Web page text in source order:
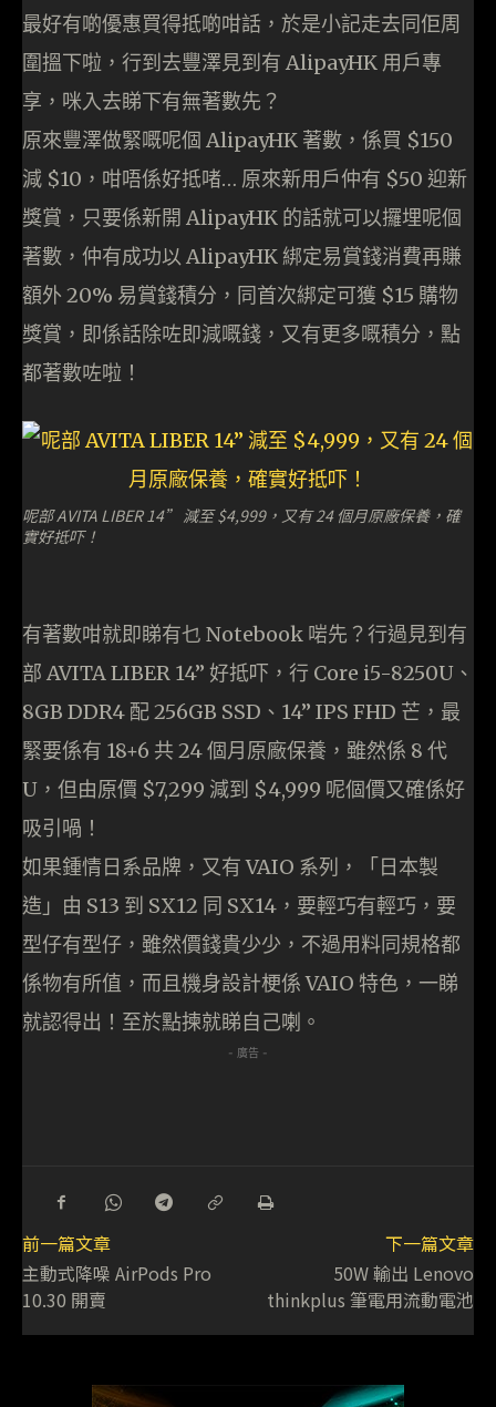
最好有啲優惠買得抵啲咁話，於是小記走去同佢周
圍搵下啦，行到去豐澤見到有 AlipayHK 用戶專
享，咪入去睇下有無著數先？
原來豐澤做緊嘅呢個 AlipayHK 著數，係買 $150
減 $10，咁唔係好抵啫… 原來新用戶仲有 $50 迎新
獎賞，只要係新開 AlipayHK 的話就可以攞埋呢個
著數，仲有成功以 AlipayHK 綁定易賞錢消費再賺
額外 20% 易賞錢積分，同首次綁定可獲 $15 購物
獎賞，即係話除咗即減嘅錢，又有更多嘅積分，點
都著數咗啦！
呢部 AVITA LIBER 14” 減至 $4,999，又有 24 個月原廠保養，確
實好抵吓！
有著數咁就即睇有乜 Notebook 啱先？行過見到有
部 AVITA LIBER 14” 好抵吓，行 Core i5-8250U、
8GB DDR4 配 256GB SSD、14” IPS FHD 芒，最
緊要係有 18+6 共 24 個月原廠保養，雖然係 8 代
U，但由原價 $7,299 減到 $4,999 呢個價又確係好
吸引喎！
如果鍾情日系品牌，又有 VAIO 系列，「日本製
造」由 S13 到 SX12 同 SX14，要輕巧有輕巧，要
型仔有型仔，雖然價錢貴少少，不過用料同規格都
係物有所值，而且機身設計梗係 VAIO 特色，一睇
就認得出！至於點揀就睇自己喇。
- 廣告 -
前一篇文章
主動式降噪 AirPods Pro
10.30 開賣
下一篇文章
50W 輸出 Lenovo
thinkplus 筆電用流動電池